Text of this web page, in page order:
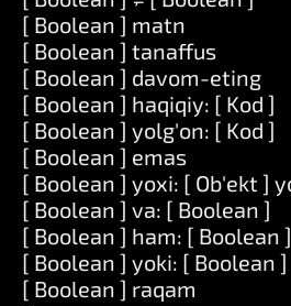
[ Boolean ] matn
[ Boolean ] tanaffus
[ Boolean ] davom-eting
[ Boolean ] haqiqiy: [ Kod ]
[ Boolean ] yolg'on: [ Kod ]
[ Boolean ] emas
[ Boolean ] yoxi: [ Ob'ekt ]
[ Boolean ] va: [ Boolean ]
[ Boolean ] ham: [ Boolean ]
[ Boolean ] yoki: [ Boolean ]
[ Boolean ] raqam